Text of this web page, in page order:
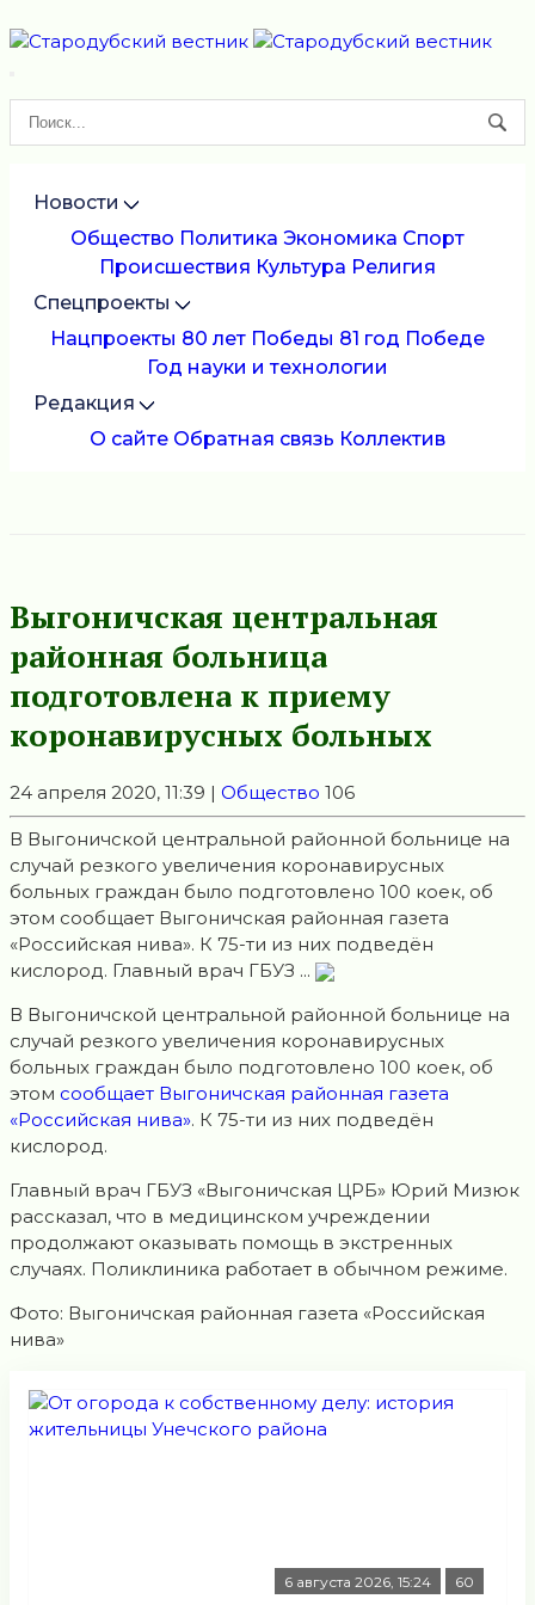
Новости
Общество Политика Экономика Спорт
Происшествия Культура Религия
Спецпроекты
Нацпроекты 80 лет Победы 81 год Победе
Год науки и технологии
Редакция
О сайте Обратная связь Коллектив
Выгоничская центральная
районная больница
подготовлена к приему
коронавирусных больных
24 апреля 2020, 11:39 | Общество 106
В Выгоничской центральной районной больнице на
случай резкого увеличения коронавирусных
больных граждан было подготовлено 100 коек, об
этом сообщает Выгоничская районная газета
«Российская нива». К 75-ти из них подведён
кислород. Главный врач ГБУЗ ...
В Выгоничской центральной районной больнице на
случай резкого увеличения коронавирусных
больных граждан было подготовлено 100 коек, об
этом сообщает Выгоничская районная газета
«Российская нива». К 75-ти из них подведён
кислород.
Главный врач ГБУЗ «Выгоничская ЦРБ» Юрий Мизюк
рассказал, что в медицинском учреждении
продолжают оказывать помощь в экстренных
случаях. Поликлиника работает в обычном режиме.
Фото: Выгоничская районная газета «Российская
нива»
6 августа 2026, 15:24 60